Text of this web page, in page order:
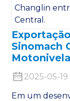
Sinomach
2025-05-19
Em um